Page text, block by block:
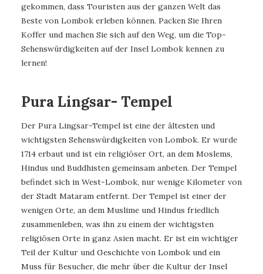
gekommen, dass Touristen aus der ganzen Welt das
Beste von Lombok erleben können. Packen Sie Ihren
Koffer und machen Sie sich auf den Weg, um die Top-
Sehenswürdigkeiten auf der Insel Lombok kennen zu
lernen!
Pura Lingsar- Tempel
Der Pura Lingsar-Tempel ist eine der ältesten und
wichtigsten Sehenswürdigkeiten von Lombok. Er wurde
1714 erbaut und ist ein religiöser Ort, an dem Moslems,
Hindus und Buddhisten gemeinsam anbeten. Der Tempel
befindet sich in West-Lombok, nur wenige Kilometer von
der Stadt Mataram entfernt. Der Tempel ist einer der
wenigen Orte, an dem Muslime und Hindus friedlich
zusammenleben, was ihn zu einem der wichtigsten
religiösen Orte in ganz Asien macht. Er ist ein wichtiger
Teil der Kultur und Geschichte von Lombok und ein
Muss für Besucher, die mehr über die Kultur der Insel